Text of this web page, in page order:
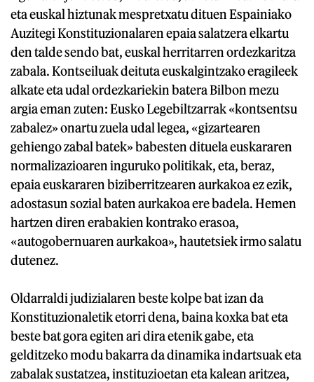
eta euskal hiztunak mespretxatu dituen Espainiako
Auzitegi Konstituzionalaren epaia salatzera elkartu
den talde sendo bat, euskal herritarren ordezkaritza
zabala. Kontseiluak deituta euskalgintzako eragileek
alkate eta udal ordezkariekin batera Bilbon mezu
argia eman zuten: Eusko Legebiltzarrak «kontsentsu
zabalez» onartu zuela udal legea, «gizartearen
gehiengo zabal batek» babesten dituela euskararen
normalizazioaren inguruko politikak, eta, beraz,
epaia euskararen biziberritzearen aurkakoa ez ezik,
adostasun sozial baten aurkakoa ere badela. Hemen
hartzen diren erabakien kontrako erasoa,
«autogobernuaren aurkakoa», hautetsiek irmo salatu
dutenez.
Oldarraldi judizialaren beste kolpe bat izan da
Konstituzionaletik etorri dena, baina koxka bat eta
beste bat gora egiten ari dira etenik gabe, eta
gelditzeko modu bakarra da dinamika indartsuak eta
zabalak sustatzea, instituzioetan eta kalean aritzea,